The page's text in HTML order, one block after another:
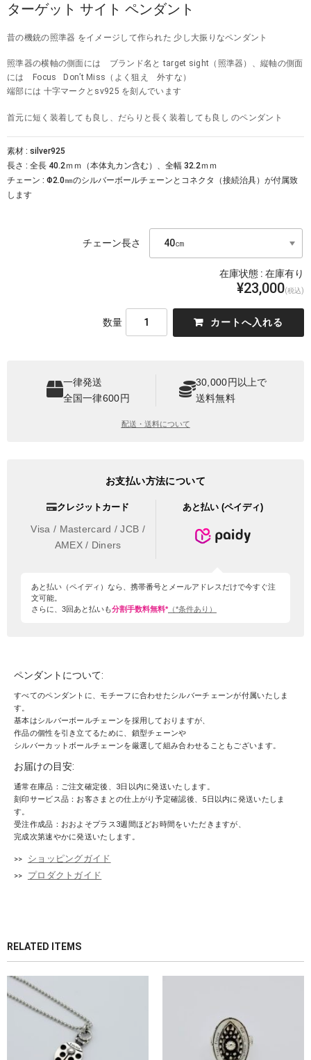
ターゲット サイト ペンダント
昔の機銃の照準器 をイメージして作られた 少し大振りなペンダント
照準器の横軸の側面には ブランド名と target sight（照準器）、縦軸の側面
には Focus Don’t Miss（よく狙え 外すな）
端部には 十字マークとsv925 を刻んでいます
首元に短く装着しても良し、だらりと長く装着しても良し のペンダント
素材 : silver925
長さ : 全長 40.2ｍｍ（本体丸カン含む）、全幅 32.2ｍｍ
チェーン : Φ2.0㎜のシルバーボールチェーンとコネクタ（接続治具）が付属致
します
チェーン長さ
在庫状態 : 在庫有り
¥23,000(税込)
数量
一律発送
全国一律600円
30,000円以上で
送料無料
配送・送料について
お支払い方法について
クレジットカード
Visa / Mastercard / JCB /
AMEX / Diners
あと払い (ペイディ)
あと払い（ペイディ）なら、携帯番号とメールアドレスだけで今すぐ注
文可能。
さらに、3回あと払いも分割手数料無料*（*条件あり）
ペンダントについて:
すべてのペンダントに、モチーフに合わせたシルバーチェーンが付属いたしま
す。
基本はシルバーボールチェーンを採用しておりますが、
作品の個性を引き立てるために、鎖型チェーンや
シルバーカットボールチェーンを厳選して組み合わせることもございます。
お届けの目安:
通常在庫品：ご注文確定後、3日以内に発送いたします。
刻印サービス品：お客さまとの仕上がり予定確認後、5日以内に発送いたしま
す。
受注作成品：おおよそプラス3週間ほどお時間をいただきますが、
完成次第速やかに発送いたします。
ショッピングガイド
プロダクトガイド
RELATED ITEMS